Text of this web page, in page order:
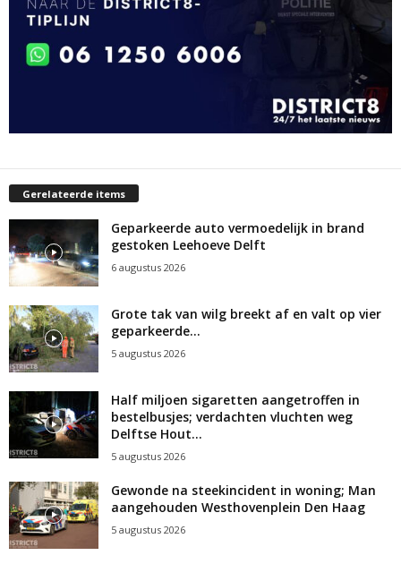
Gerelateerde items
Geparkeerde auto vermoedelijk in brand
gestoken Leehoeve Delft
6 augustus 2026
Grote tak van wilg breekt af en valt op vier
geparkeerde...
5 augustus 2026
Half miljoen sigaretten aangetroffen in
bestelbusjes; verdachten vluchten weg
Delftse Hout...
5 augustus 2026
Gewonde na steekincident in woning; Man
aangehouden Westhovenplein Den Haag
5 augustus 2026